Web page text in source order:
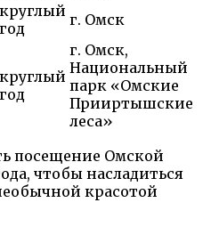
круглый
год
г. Омск
круглый
год
г. Омск,
Национальный
парк «Омские
Прииртышские
леса»
посещение Омской
чтобы насладиться
красотой